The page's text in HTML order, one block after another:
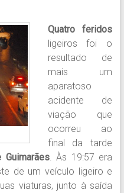
Quatro feridos
ligeiros foi o
resultado de
mais um
aparatoso
acidente de
viação que
ocorreu ao
final da tarde
Guimarães. Às 19:57 era
de um veículo ligeiro e
viaturas, junto à saída